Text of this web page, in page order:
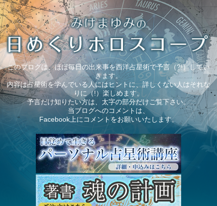
このブログは、ほぼ毎日の出来事を西洋占星術で予言（?!）してい
きます。
内容は占星術を学んでいる人にはヒントに、詳しくない人はそれな
りに（!）楽しめます。
予言だけ知りたい方は、太字の部分だけご覧下さい。
当ブログへのコメントは、
Facebook上にコメントをお願いいたします。